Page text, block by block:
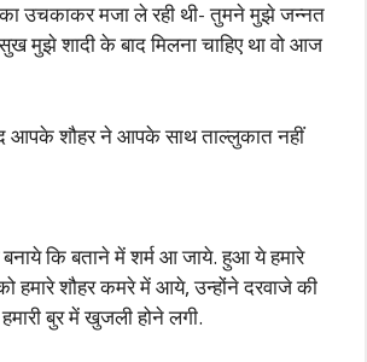
उचकाकर मजा ले रही थी- तुमने मुझे जन्नत
मुझे शादी के बाद मिलना चाहिए था वो आज
आपके शौहर ने आपके साथ ताल्लुकात नहीं
कि बताने में शर्म आ जाये. हुआ ये हमारे
हमारे शौहर कमरे में आये, उन्होंने दरवाजे की
बुर में खुजली होने लगी.